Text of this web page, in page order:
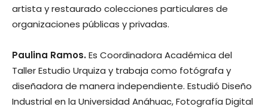
artista y restaurado colecciones particulares de
organizaciones públicas y privadas.
Paulina Ramos.Es Coordinadora Académica del
Taller Estudio Urquiza y trabaja como fotógrafa y
diseñadora de manera independiente. Estudió Diseño
Industrial en la Universidad Anáhuac, Fotografía Digital